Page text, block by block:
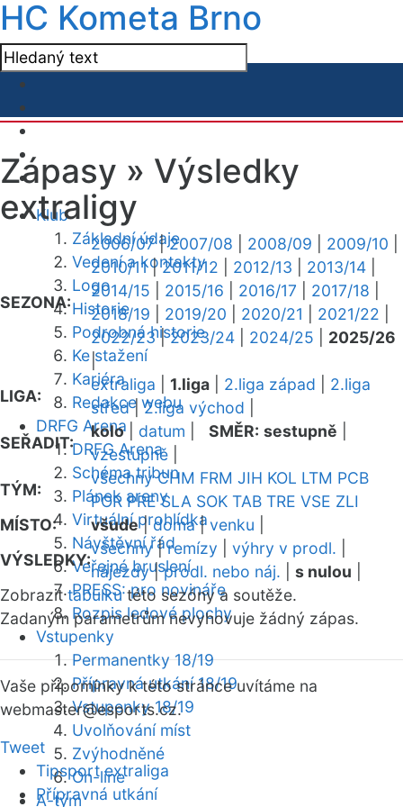
HC Kometa Brno
Klub
Základní údaje
Vedení a kontakty
Logo
Historie
Podrobná historie
Ke stažení
Kariéra
Redakce webu
DRFG Arena
DRFG Arena
Schéma tribun
Plánek areny
Virtuální prohlídka
Návštěvní řád
Veřejné bruslení
PRESS: pro novináře
Rozpis ledové plochy
Vstupenky
Permanentky 18/19
Přípravná utkání 18/19
Vstupenky 18/19
Uvolňování míst
Zvýhodněné
On-line
A-tým
Zápasy » Výsledky
extraligy
SEZONA:
2006/07|2007/08 2008/09 2009/10
2010/11|2011/12 2012/13 2013/14
2014/15
2015/16 2016/17 2017/18
2018/19
2019/20 2020/21 2021/22
2022/23|2023/24 2024/25
2025/26
|
LIGA:
extraliga 1.liga 2.liga západ
2.liga
střed|2.liga východ
SEŘADIT:
kolo| datum SMĚR: sestupně
vzestupně
TÝM:
všechny CHM FRM JIH KOL LTM PCB
POR PRE SLA SOK TAB TRE VSE ZLI
MÍSTO:
všude|doma|venku
VÝSLEDKY:
všechny|remízy výhry v prodl.
nájezdy|prodl. nebo náj. s nulou
Zobrazittabulkutéto sezóny a soutěže.
Zadaným parametrům nevyhovuje žádný zápas.
Vaše připomínky k této stránce uvítáme na
webmaster@esports.cz.
Tweet
Tipsport extraliga
Přípravná utkání